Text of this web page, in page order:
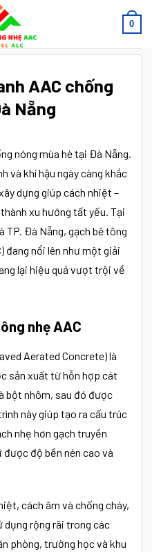
0
AAC chống
Nẵng
nóng mùa hè tại Đà Nẵng.
và khí hậu ngày càng khắc
dựng giúp cách nhiệt –
xu hướng tất yếu. Tại
TP. Đà Nẵng, gạch bê tông
đang nổi lên như một giải
lại hiệu quả vượt trội về
nhẹ AAC
Aerated Concrete) là
sản xuất từ hỗn hợp cát
bột nhôm, sau đó được
này giúp tạo ra cấu trúc
nhẹ hơn gạch truyền
độ bền nén cao và
cách âm và chống cháy,
dụng rộng rãi trong các
phòng, trường học và khu